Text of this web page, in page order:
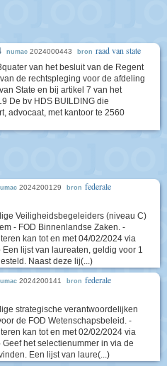
numac 2024000443 bron raad van state
van het besluit van de Regent
de rechtspleging voor de afdeling
State en bij artikel 7 van het
De bv HDS BUILDING die
advocaat, met kantoor te 2560
2024200129 bron federale
Veiligheidsbegeleiders (niveau C)
- FOD Binnenlandse Zaken. -
kan tot en met 04/02/2024 via
lijst van laureaten, geldig voor 1
Naast deze lij(...)
2024200141 bron federale
strategische verantwoordelijken
de FOD Wetenschapsbeleid. -
kan tot en met 02/02/2024 via
het selectienummer in via de
Een lijst van laure(...)